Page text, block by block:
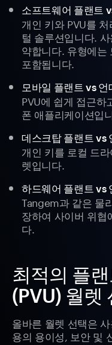
소프트웨어 플랜트
개인 키와 PVU를
털 솔루션입니다.
약합니다. 유형에는
포함됩니다.
모바일 플랜트 vs
PVU에 쉽게 접근하
폰 애플리케이션입
데스크탑 플랜트 vs
개인 키를 로컬 드
렛입니다.
하드웨어 플랜트 vs
Tangem과 같은 물
장하여 사이버 위협
다.
최적의 플
(PVU) 월렛
올바른 월렛 선택은
용의 용이성, 보안 및